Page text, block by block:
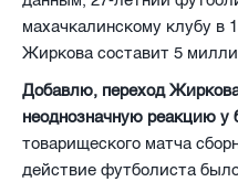
махачкалинскому клубу в
Жиркова составит 5
Добавлю, переход
неоднозначную реакцию у
товарищеского матча
действие футболиста